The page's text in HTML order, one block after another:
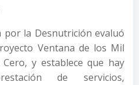
por la Desnutrición evaluó
Ventana de los Mil
y establece que hay
de servicios,